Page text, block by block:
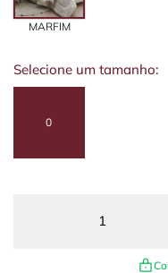
MARFIM
Selecione um tamanho:
0